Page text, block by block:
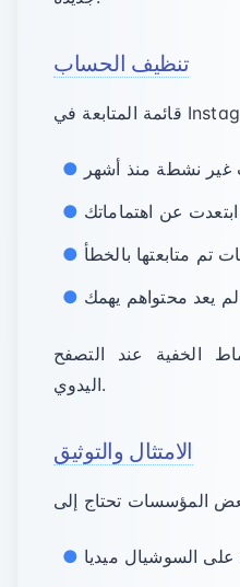
تنظيف الحساب
غير نشطة منذ أشهر
عن اهتماماتك
تم متابعتها بالخطأ
يعد محتواهم يهمك
الخفية عند التصفح
اليدوي.
الامتثال والتوثيق
على السوشيال ميديا